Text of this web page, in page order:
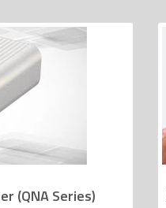
(QNA Series)